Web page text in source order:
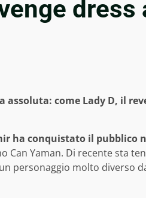
dress
assoluta: come Lady D, il
ha conquistato il pubblico
Can Yaman. Di recente sta
personaggio molto diverso